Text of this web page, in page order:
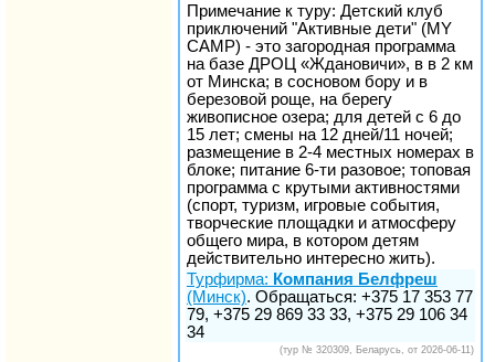
Примечание к туру: Детский клуб
приключений "Активные дети" (MY
CAMP) - это загородная программа
на базе ДРОЦ «Ждановичи», в в 2 км
от Минска; в сосновом бору и в
березовой роще, на берегу
живописное озера; для детей с 6 до
15 лет; смены на 12 дней/11 ночей;
размещение в 2-4 местных номерах в
блоке; питание 6-ти разовое; топовая
программа с крутыми активностями
(спорт, туризм, игровые события,
творческие площадки и атмосферу
общего мира, в котором детям
действительно интересно жить).
Турфирма: Компания Белфреш
(Минск). Обращаться: +375 17 353 77
79, +375 29 869 33 33, +375 29 106 34
34
(тур № 320309, Беларусь, от 2026-06-11)